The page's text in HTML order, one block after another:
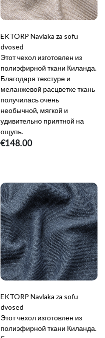
EKTORP Navlaka za sofu
dvosed
Этот чехол изготовлен из
полиэфирной ткани Киланда.
Благодаря текстуре и
меланжевой расцветке ткань
получилась очень
необычной, мягкой и
удивительно приятной на
ощупь.
€148.00
EKTORP Navlaka za sofu
dvosed
Этот чехол изготовлен из
полиэфирной ткани Киланда.